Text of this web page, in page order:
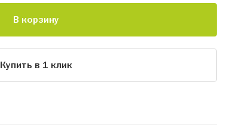
В корзину
Купить в 1 клик